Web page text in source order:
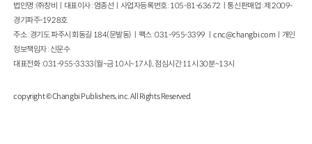
법인명 : ㈜창비ㅣ대표이사 : 염종선ㅣ사업자등록번호 : 105-81-63672ㅣ통신판매업 : 제 2009-
경기파주-1928호
주소 : 경기도 파주시 회동길 184(문발동)ㅣ팩스 : 031-955-3399 ㅣcnc@changbi.com ㅣ개인
정보책임자 : 신문수
대표전화 : 031-955-3333(월~금 10시~17시), 점심시간 11시 30분~13시
copyright © Changbi Publishers, inc. All Rights Reserved.